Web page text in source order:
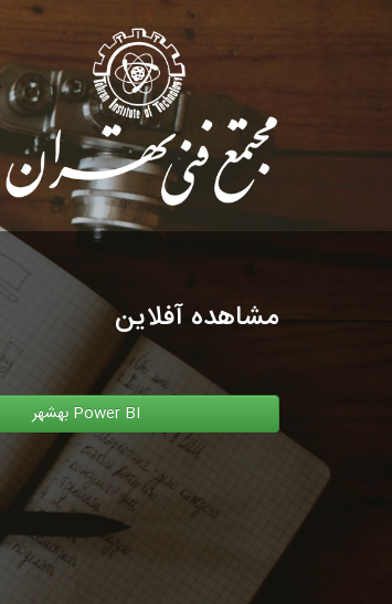
مشاهده آفلاین
Power BI بهشهر